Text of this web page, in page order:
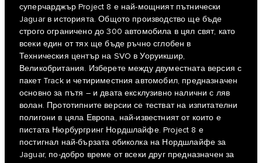
суперчарджър Project 8 е най-мощният пътнически
Jaguar в историята. Общото производство ще бъде
строго ограничено до 300 автомобила в цял свят, като
всеки един от тях ще бъде ръчно сглобен в
Техническия център на SVO в Уоруикшир,
Великобритания. Изберете между двуместната версия с
пакет Track и четириместния автомобил, предназначен
основно за пътя – и двата ексклузивно налични с ляв
волан. Прототипните версии се тестват на изпитателни
полигони в цяла Европа, най-известният от които е
пистата Нюрбургринг Нордшлайфе. Project 8 е
постигнал най-бързата обиколка на Нордшлайфе за
Jaguar, по-добро време от всеки друг предназначен за